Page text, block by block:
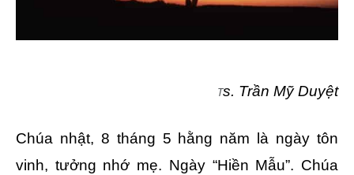
Ts. Trần Mỹ Duyệt
Chúa nhật, 8 tháng 5 hằng năm là ngày tôn
vinh, tưởng nhớ mẹ. Ngày “Hiền Mẫu”. Chúa